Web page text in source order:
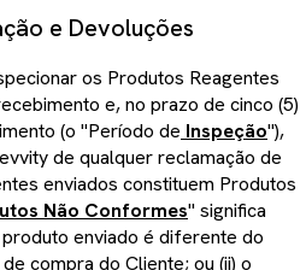
e Devoluções
os Produtos Reagentes
e, no prazo de cinco (5)
(o "Período de Inspeção"),
de qualquer reclamação de
enviados constituem Produtos
Não Conformes" significa
produto enviado é diferente do
compra do Cliente; ou (ii) o